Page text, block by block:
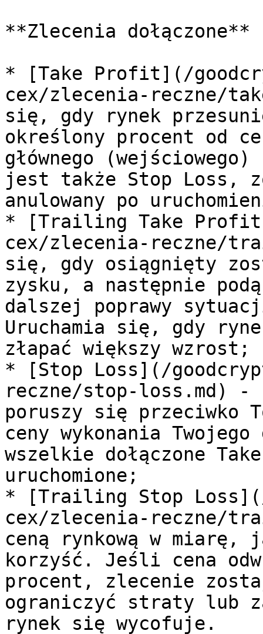
**Zlecenia dołączone**
* [Take Profit](/
cex/zlecenia-reczne/
się, gdy rynek
określony procent od
głównego
jest także Stop Loss,
anulowany po
* [Trailing Take
cex/zlecenia-reczne/
się, gdy osiągnięty
zysku, a następnie
dalszej poprawy
Uruchamia się, gdy
złapać większy wzrost;
* [Stop Loss](/
reczne/stop-loss.md) -
poruszy się przeciwko
ceny wykonania
wszelkie dołączone
uruchomione;
* [Trailing Stop
cex/zlecenia-reczne/
ceną rynkową w miarę,
korzyść. Jeśli cena
procent, zlecenie
ograniczyć straty lub
rynek się wycofuje.